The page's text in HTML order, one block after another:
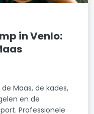
in Venlo:
Maas, de kades,
en de
Professionele